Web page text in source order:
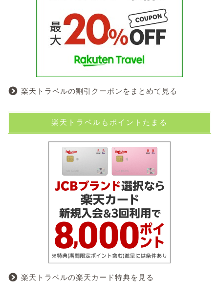
楽天トラベルの割引クーポンをまとめて見る
楽天トラベルもポイントたまる
楽天トラベルの楽天カード特典を見る